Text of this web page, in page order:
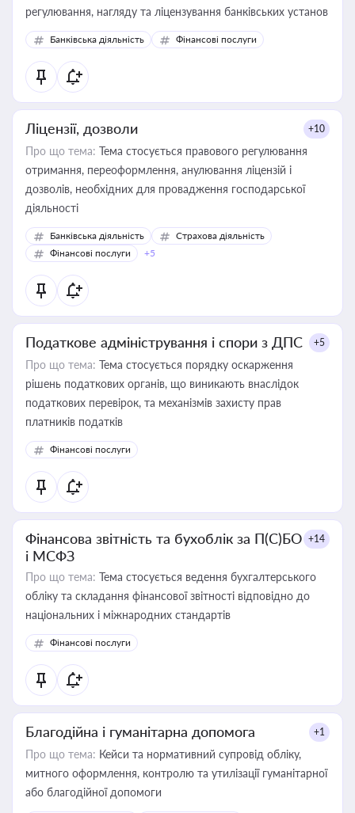
регулювання, нагляду та ліцензування банківських установ
Банківська діяльність Фінансові послуги
Ліцензії, дозволи +10
Про що тема: Тема стосується правового регулювання
отримання, переоформлення, анулювання ліцензій і
дозволів, необхідних для провадження господарської
діяльності
Банківська діяльність
Страхова діяльність
Фінансові послуги
+5
Податкове адміністрування і спори з ДПС +5
Про що тема: Тема стосується порядку оскарження
рішень податкових органів, що виникають внаслідок
податкових перевірок, та механізмів захисту прав
платників податків
Фінансові послуги
Фінансова звітність та бухоблік за П(С)БО
і МСФЗ
+14
Про що тема: Тема стосується ведення бухгалтерського
обліку та складання фінансової звітності відповідно до
національних і міжнародних стандартів
Фінансові послуги
Благодійна і гуманітарна допомога +1
Про що тема: Кейси та нормативний супровід обліку,
митного оформлення, контролю та утилізації гуманітарної
або благодійної допомоги